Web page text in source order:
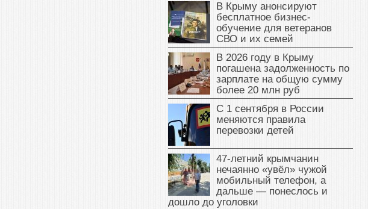
В Крыму анонсируют
бесплатное бизнес-
обучение для ветеранов
СВО и их семей
В 2026 году в Крыму
погашена задолженность по
зарплате на общую сумму
более 20 млн руб
С 1 сентября в России
меняются правила
перевозки детей
47‑летний крымчанин
нечаянно «увёл» чужой
мобильный телефон, а
дальше — понеслось и
дошло до уголовки